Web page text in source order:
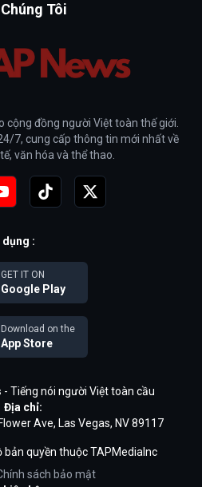
Tôi
cộng đồng người Việt toàn thế giới.
7, cung cấp thông tin mới nhất về
văn hóa và thể thao.
:
GET IT ON
Google Play
Download on the
App Store
- Tiếng nói người Việt toàn cầu
Địa chỉ:
Ave, Las Vegas, NV 89117
quyền thuộc TAPMediaInc
sách bảo mật